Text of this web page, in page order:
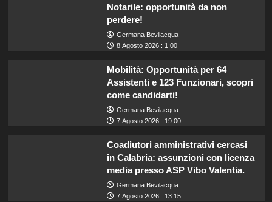
Notarile: opportunità da non
perdere!
Germana Bevilacqua
8 Agosto 2026 : 1:00
Mobilità: Opportunità per 64
Assistenti e 123 Funzionari, scopri
come candidarti!
Germana Bevilacqua
7 Agosto 2026 : 19:00
Coadiutori amministrativi cercasi
in Calabria: assunzioni con licenza
media presso ASP Vibo Valentia.
Germana Bevilacqua
7 Agosto 2026 : 13:15